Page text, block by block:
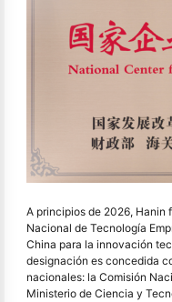
A principios de 2026,
Nacional de Tecnología
China para la innovación
designación es concedida
nacionales: la Comisión
Ministerio de Ciencia y